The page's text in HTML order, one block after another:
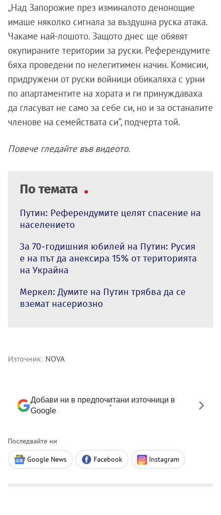
„Над Запорожие през изминалото денонощие
имаше няколко сигнала за въздушна руска атака.
Чакаме най-лошото. Защото днес ще обявят
окупираните територии за руски. Референдумите
бяха проведени по нелегитимен начин. Комисии,
придружени от руски войници обикаляха с урни
по апартаментите на хората и ги принуждаваха
да гласуват не само за себе си, но и за останалите
членове на семействата си”, подчерта той.
Повече гледайте във видеото.
По темата
Путин: Референдумите целят спасение на
населението
За 70-годишния юбилей на Путин: Русия
е на път да анексира 15% от територията
на Украйна
Меркел: Думите на Путин трябва да се
вземат насериозно
Източник: NOVA
Добави ни в предпочитани източници в
Google
Последвайте ни
Google News Facebook Instagram